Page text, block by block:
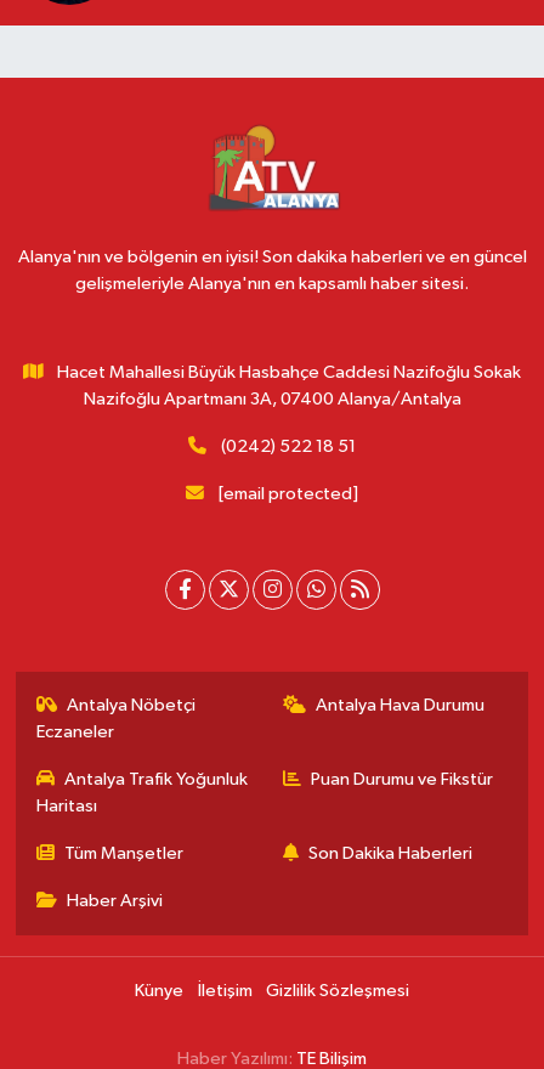
Alanya'nın ve bölgenin en iyisi! Son dakika haberleri ve en güncel
gelişmeleriyle Alanya'nın en kapsamlı haber sitesi.
Hacet Mahallesi Büyük Hasbahçe Caddesi Nazifoğlu Sokak
Nazifoğlu Apartmanı 3A, 07400 Alanya/Antalya
(0242) 522 18 51
[email protected]
Antalya Nöbetçi
Eczaneler
Antalya Hava Durumu
Antalya Trafik Yoğunluk
Haritası
Puan Durumu ve Fikstür
Tüm Manşetler Son Dakika Haberleri
Haber Arşivi
Künye İletişim Gizlilik Sözleşmesi
Haber Yazılımı: TE Bilişim